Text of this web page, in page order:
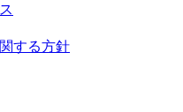
する方針